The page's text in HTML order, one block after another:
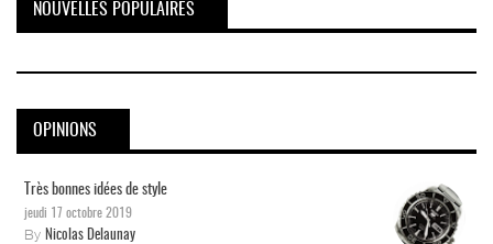
NOUVELLES POPULAIRES
OPINIONS
Très bonnes idées de style
jeudi 17 octobre 2019
By Nicolas Delaunay